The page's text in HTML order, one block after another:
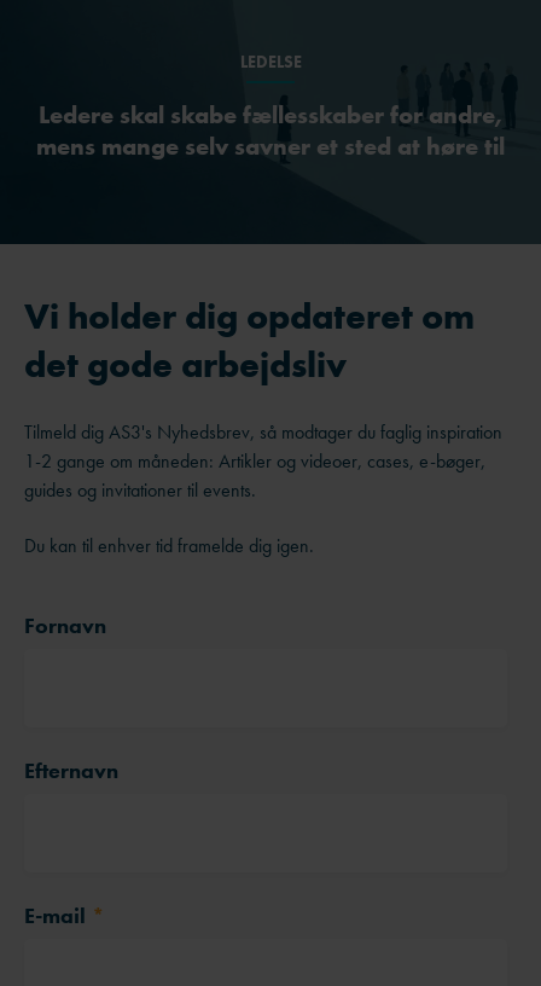
LEDELSE
Ledere skal skabe fællesskaber for andre,
mens mange selv savner et sted at høre til
Vi holder dig opdateret om
det gode arbejdsliv
Tilmeld dig AS3's Nyhedsbrev, så modtager du faglig inspiration
1-2 gange om måneden: Artikler og videoer, cases, e-bøger,
guides og invitationer til events.
Du kan til enhver tid framelde dig igen.
Fornavn
Efternavn
E-mail *